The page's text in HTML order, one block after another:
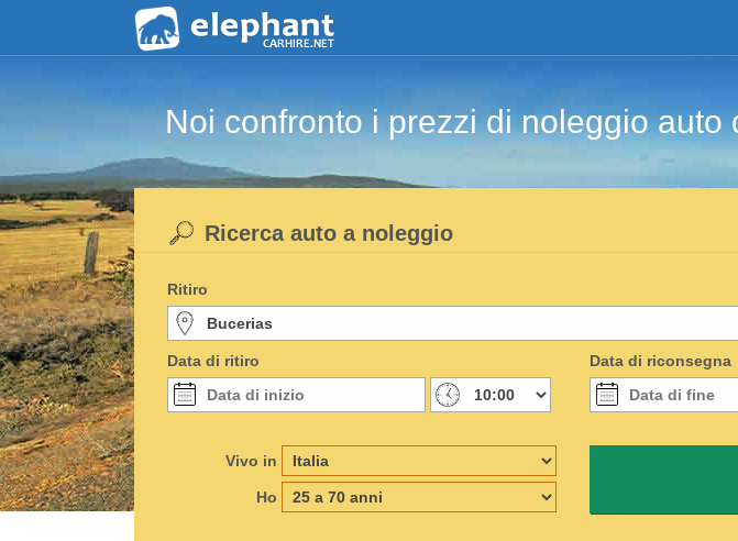
Noi confronto i prezzi di noleggio
Ricerca auto a noleggio
Ritiro
Data di ritiro Data di riconsegna
Vivo in
Ho